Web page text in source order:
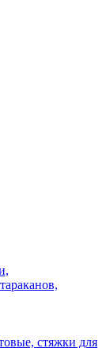
стяжки для